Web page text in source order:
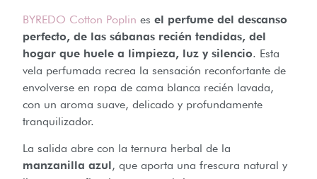
BYREDO Cotton Poplin es el perfume del descanso
perfecto, de las sábanas recién tendidas, del
hogar que huele a limpieza, luz y silencio. Esta
vela perfumada recrea la sensación reconfortante de
envolverse en ropa de cama blanca recién lavada,
con un aroma suave, delicado y profundamente
tranquilizador.
La salida abre con la ternura herbal de la
manzanilla azul, que aporta una frescura natural y